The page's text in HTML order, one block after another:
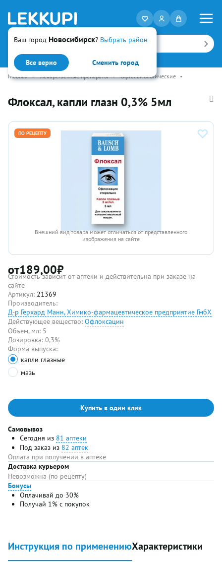
Ваш город Новосибирск? Выбрать район
Все верно Сменить город
Искать
Главная • Лекарственные препараты • Офтальмологические •
Флоксал, капли глазн 0,3% 5мл
ПО РЕЦЕПТУ
Внешний вид товара может отличаться от представленного
изображения на сайте
от189,00₽
Стоимость зависит от аптеки и действительна при заказе на
сайте
Артикул: 21369
Производитель:
Д-р Герхард Манн, Химико-фармацевтическое предприятие ГмбХ
Действующее вещество: Офлоксацин
Объем, мл: 5
Дозировка: 0,3%
Форма выпуска:
капли глазные
мазь
Купить в один клик
Самовывоз
Сегодня из 81 аптеки
Под заказ из 82 аптек
Оплата при получении в аптеке
Доставка курьером
Невозможна (по рецепту)
Бонусы
Оплачивай до 30%
Получай 1% с покупок
Инструкция по применениюХарактеристики